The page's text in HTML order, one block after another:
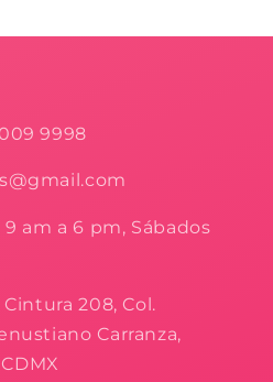
9998
am a 6 pm, Sábados
208, Col.
Carranza,